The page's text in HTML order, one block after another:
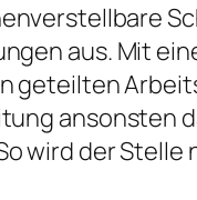
aus. Mit
geteilten
ansonsten
wird der